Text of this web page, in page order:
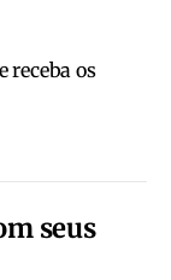
receba os
seus